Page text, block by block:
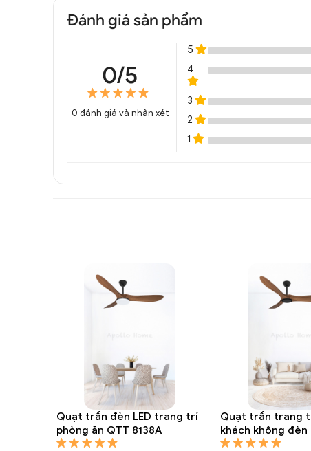
Quạt trần đèn cổ điển
Đánh giá sản phẩm
0/5
0 đánh giá và nhận xét
5
4
3
2
1
Quạt trần đèn LED trang trí
phòng ăn QTT 8138A
Quạt trần trang
khách không đèn